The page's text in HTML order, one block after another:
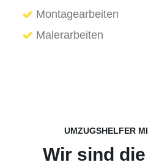
Montagearbeiten
Malerarbeiten
UMZUGSHELFER
Wir sind